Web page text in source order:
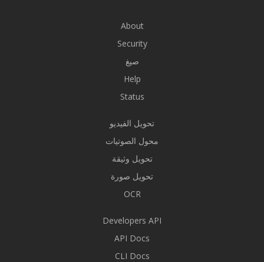
About
Security
صيغ
Help
Status
تحويل الفيديو
محول الصوتيات
تحويل وثيقة
تحويل صورة
OCR
Developers API
API Docs
CLI Docs